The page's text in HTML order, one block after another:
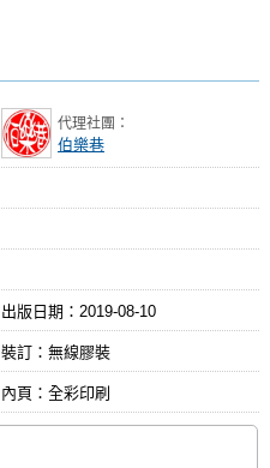
代理社團：
伯樂巷
出版日期： 2019-08-10
裝訂：無線膠裝
內頁：全彩印刷